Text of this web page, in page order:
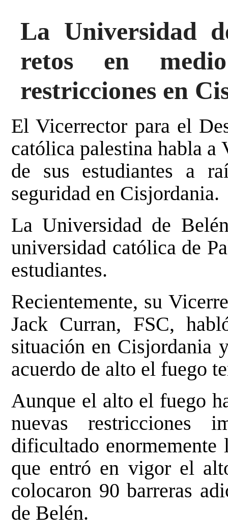
La Universidad
retos en
restricciones en
El Vicerrector para el
católica palestina habla a
de sus estudiantes a
seguridad en Cisjordania.
La Universidad de
universidad católica de
estudiantes.
Recientemente, su
Jack Curran, FSC,
situación en Cisjordania
acuerdo de alto el fuego
Aunque el alto el fuego
nuevas restricciones
dificultado
que entró en vigor el
colocaron 90 barreras
de Belén.